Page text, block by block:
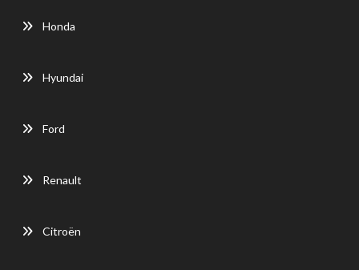
Honda
Hyundai
Ford
Renault
Citroën